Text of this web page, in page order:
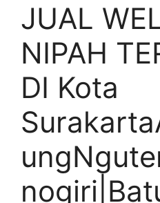
JUAL
NIPAH
DI Kota